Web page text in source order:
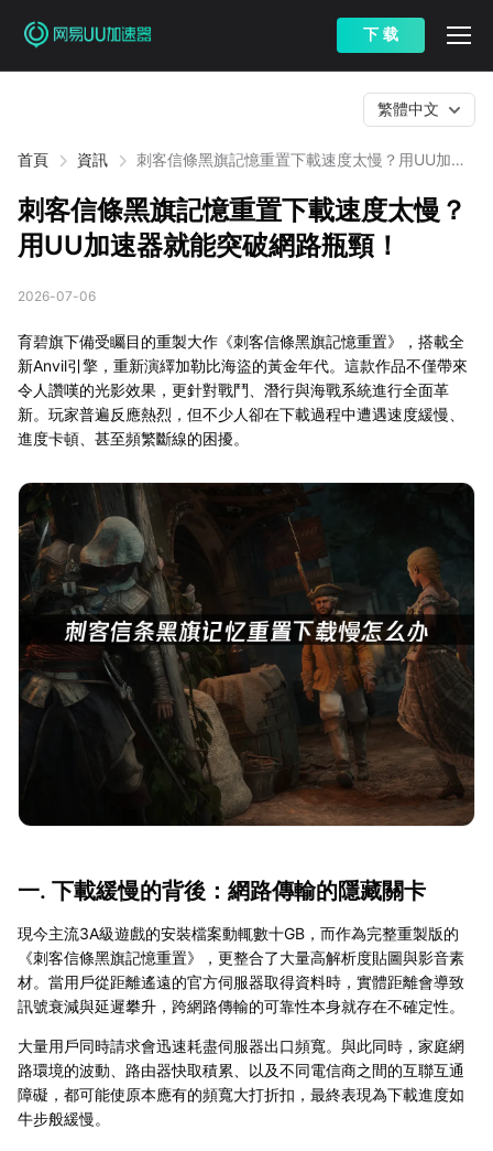
下 载
首頁 資訊
刺客信條黑旗記憶重置下載速度太慢？用UU加速
繁體中文
刺客信條黑旗記憶重置下載速度太慢？
用UU加速器就能突破網路瓶頸！
2026-07-06
育碧旗下備受矚目的重製大作《刺客信條黑旗記憶重置》，搭載全
新Anvil引擎，重新演繹加勒比海盜的黃金年代。這款作品不僅帶來
令人讚嘆的光影效果，更針對戰鬥、潛行與海戰系統進行全面革
新。玩家普遍反應熱烈，但不少人卻在下載過程中遭遇速度緩慢、
進度卡頓、甚至頻繁斷線的困擾。
一. 下載緩慢的背後：網路傳輸的隱藏關卡
現今主流3A級遊戲的安裝檔案動輒數十GB，而作為完整重製版的
《刺客信條黑旗記憶重置》，更整合了大量高解析度貼圖與影音素
材。當用戶從距離遙遠的官方伺服器取得資料時，實體距離會導致
訊號衰減與延遲攀升，跨網路傳輸的可靠性本身就存在不確定性。
大量用戶同時請求會迅速耗盡伺服器出口頻寬。與此同時，家庭網
路環境的波動、路由器快取積累、以及不同電信商之間的互聯互通
障礙，都可能使原本應有的頻寬大打折扣，最終表現為下載進度如
牛步般緩慢。